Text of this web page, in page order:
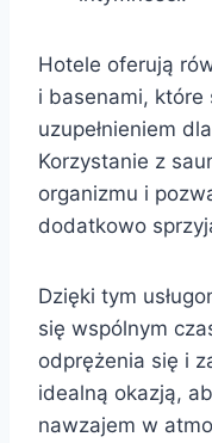
Hotele oferują
i basenami, które
uzupełnieniem
Korzystanie z
organizmu i
dodatkowo
Dzięki tym
się wspólnym
odprężenia się i
idealną okazją,
nawzajem w